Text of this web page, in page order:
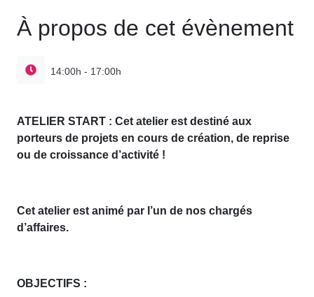
À propos de cet évènement
14:00h - 17:00h
ATELIER START : Cet atelier est destiné aux
porteurs de projets en cours de création, de reprise
ou de croissance d’activité !
Cet atelier est animé par l’un de nos chargés
d’affaires.
OBJECTIFS :